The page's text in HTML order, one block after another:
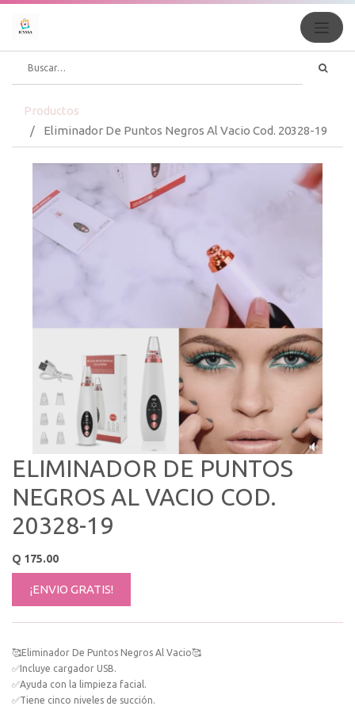
Productos
Eliminador De Puntos Negros Al Vacio Cod. 20328-19
ELIMINADOR DE PUNTOS
NEGROS AL VACIO COD.
20328-19
Q 175.00
¡ENVIO GRATIS!
🥰Eliminador De Puntos Negros Al Vacio🥰
✅Incluye cargador USB.
✅Ayuda con la limpieza facial.
✅Tiene cinco niveles de succión.